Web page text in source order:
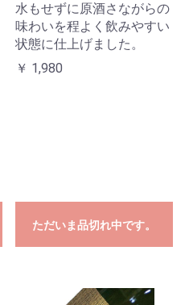
水もせずに原酒さながらの
味わいを程よく飲みやすい
状態に仕上げました。
￥ 1,980
ただいま品切れ中です。